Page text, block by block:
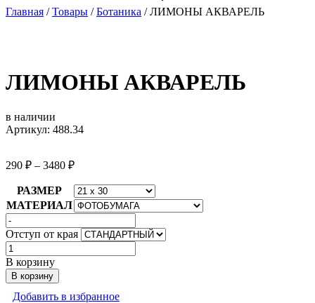
Главная /Товары /Ботаника /ЛИМОНЫ АКВАРЕЛЬ
ЛИМОНЫ АКВАРЕЛЬ
в наличии
Артикул: 488.34
290 ₽ – 3480 ₽
РАЗМЕР
МАТЕРИАЛ
Отступ от края
Количество
товара
ЛИМОНЫ
АКВАРЕЛЬ
В корзину
В корзину
Добавить в избранное